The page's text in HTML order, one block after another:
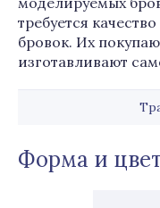
требуется
бровок. Их
изготавливают
Форма и